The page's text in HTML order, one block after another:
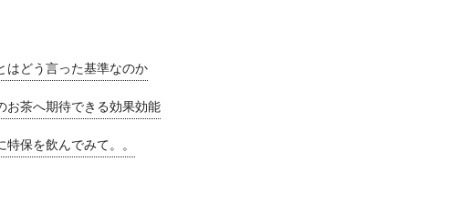
どう言った基準なのか
茶へ期待できる効果効能
保を飲んでみて。。